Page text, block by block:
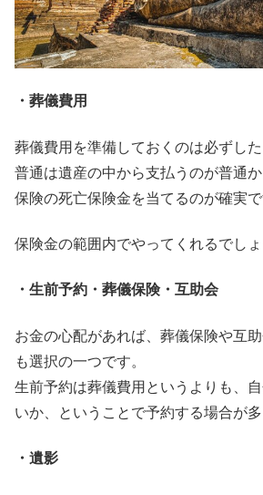
・葬儀費用
葬儀費用を準備しておくのは必ずした
普通は遺産の中から支払うのが普通
保険の死亡保険金を当てるのが確実で
保険金の範囲内でやってくれるでしょ
・生前予約・葬儀保険・互助会
お金の心配があれば、葬儀保険や互
も選択の一つです。
生前予約は葬儀費用というよりも、
いか、ということで予約する場合が多
・遺影